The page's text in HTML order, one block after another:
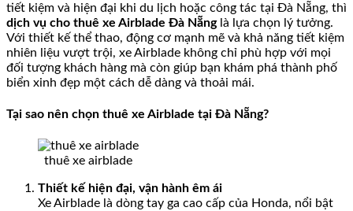
tiết kiệm và hiện đại khi du lịch hoặc công tác tại Đà Nẵng, thì
dịch vụ cho thuê xe Airblade Đà Nẵnglà lựa chọn lý tưởng.
Với thiết kế thể thao, động cơ mạnh mẽ và khả năng tiết kiệm
nhiên liệu vượt trội, xe Airblade không chỉ phù hợp với mọi
đối tượng khách hàng mà còn giúp bạn khám phá thành phố
biển xinh đẹp một cách dễ dàng và thoải mái.
Tại sao nên chọn thuê xe Airblade tại Đà Nẵng?
thuê xe airblade
Thiết kế hiện đại, vận hành êm ái
Xe Airblade là dòng tay ga cao cấp của Honda, nổi bật